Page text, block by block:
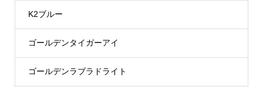
K2ブルー
ゴールデンタイガーアイ
ゴールデンラブラドライト